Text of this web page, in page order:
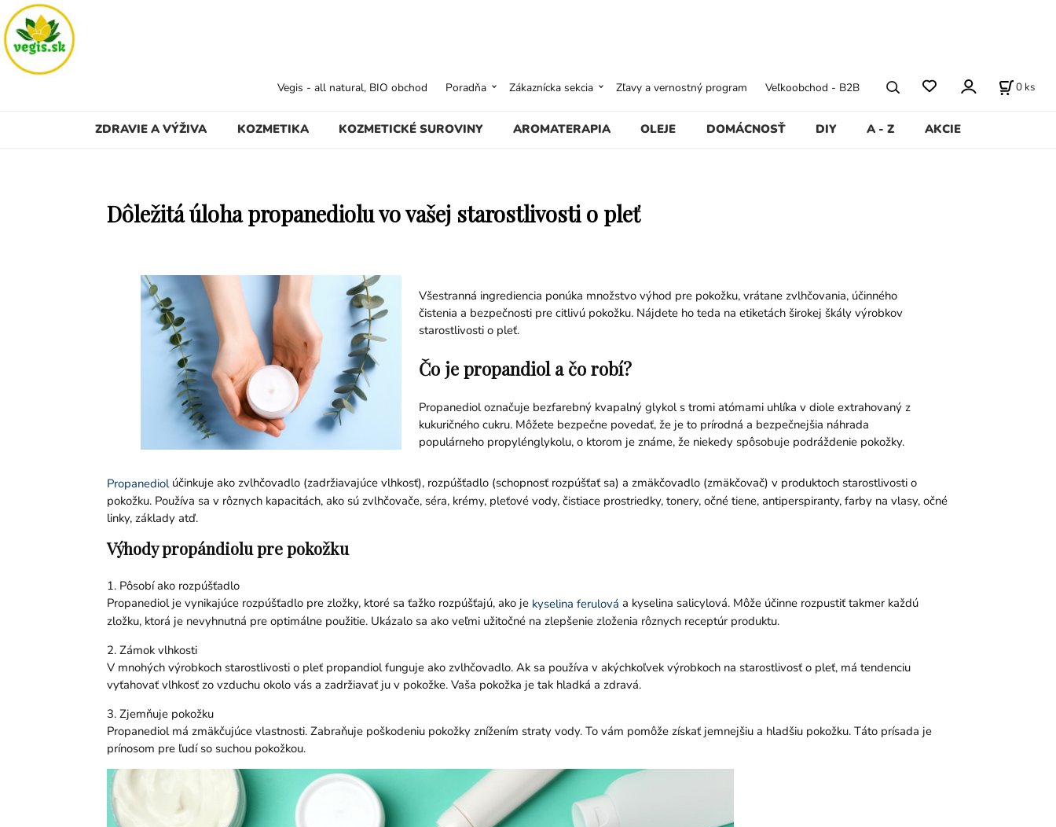
ZDRAVIE A VÝŽIVA KOZMETIKA KOZMETICKÉ SUROVINY AROMATERAPIA OLEJE DOMÁCNOSŤ DIY A - Z AKCIE
Vegis - all natural, BIO obchod Poradňa Zákaznícka sekcia Zľavy a vernostný program Veľkoobchod - B2B 0 ks
Dôležitá úloha propanediolu vo vašej starostlivosti o pleť
Všestranná ingrediencia ponúka množstvo výhod pre pokožku, vrátane zvlhčovania, účinného
čistenia a bezpečnosti pre citlivú pokožku. Nájdete ho teda na etiketách širokej škály výrobkov
starostlivosti o pleť.
Čo je propandiol a čo robí?
Propanediol označuje bezfarebný kvapalný glykol s tromi atómami uhlíka v diole extrahovaný z
kukuričného cukru. Môžete bezpečne povedať, že je to prírodná a bezpečnejšia náhrada
populárneho propylénglykolu, o ktorom je známe, že niekedy spôsobuje podráždenie pokožky.
Propanediol účinkuje ako zvlhčovadlo (zadržiavajúce vlhkosť), rozpúšťadlo (schopnosť rozpúšťať sa) a zmäkčovadlo (zmäkčovač) v produktoch starostlivosti o
pokožku. Používa sa v rôznych kapacitách, ako sú zvlhčovače, séra, krémy, pleťové vody, čistiace prostriedky, tonery, očné tiene, antiperspiranty, farby na vlasy, očné
linky, základy atď.
Výhody propándiolu pre pokožku
1. Pôsobí ako rozpúšťadlo
Propanediol je vynikajúce rozpúšťadlo pre zložky, ktoré sa ťažko rozpúšťajú, ako je kyselina ferulová a kyselina salicylová. Môže účinne rozpustiť takmer každú
zložku, ktorá je nevyhnutná pre optimálne použitie. Ukázalo sa ako veľmi užitočné na zlepšenie zloženia rôznych receptúr produktu.
2. Zámok vlhkosti
V mnohých výrobkoch starostlivosti o pleť propandiol funguje ako zvlhčovadlo. Ak sa používa v akýchkoľvek výrobkoch na starostlivosť o pleť, má tendenciu
vyťahovať vlhkosť zo vzduchu okolo vás a zadržiavať ju v pokožke. Vaša pokožka je tak hladká a zdravá.
3. Zjemňuje pokožku
Propanediol má zmäkčujúce vlastnosti. Zabraňuje poškodeniu pokožky znížením straty vody. To vám pomôže získať jemnejšiu a hladšiu pokožku. Táto prísada je
prínosom pre ľudí so suchou pokožkou.